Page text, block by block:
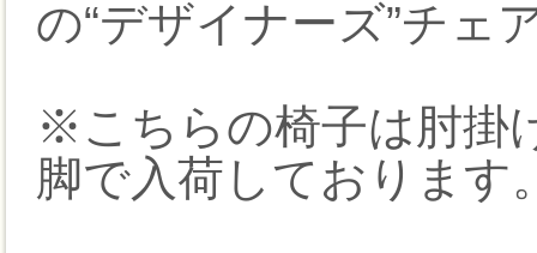
の“デザイナーズ”チェ
※こちらの椅子は肘掛
脚で入荷しております